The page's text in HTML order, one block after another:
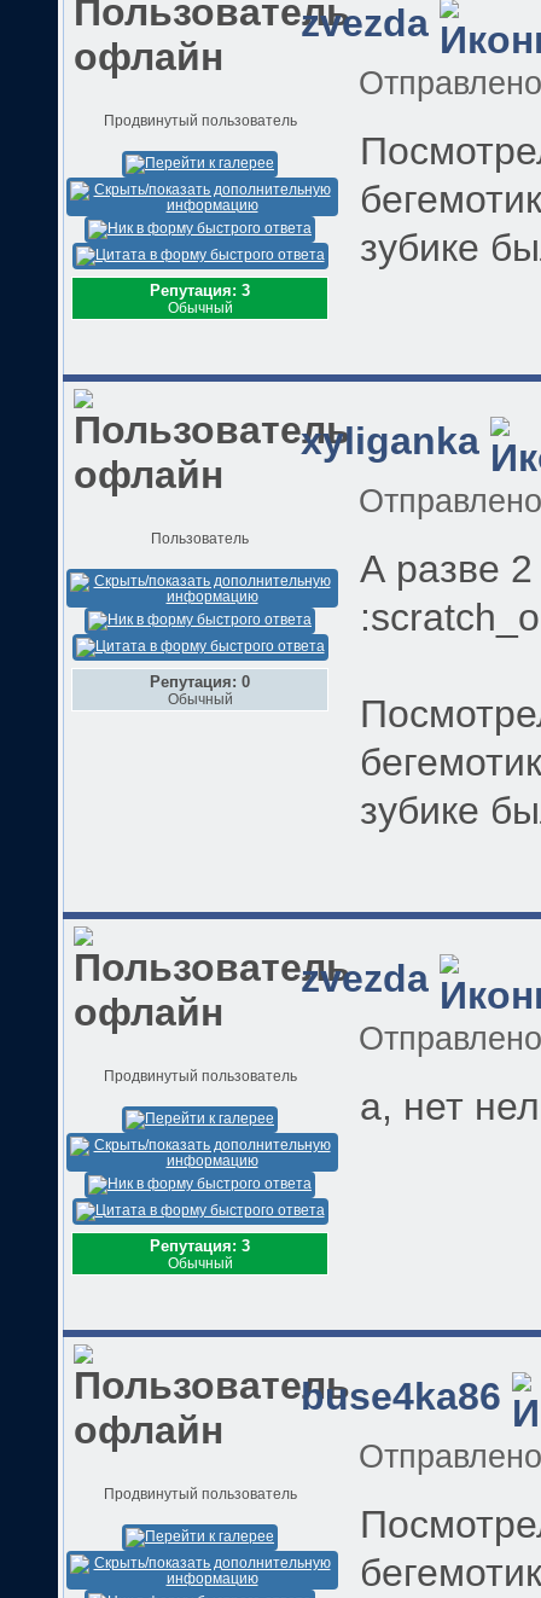
zvezda
Продвинутый пользователь
Репутация: 3
Обычный
зубике
xyliganka
Пользователь
Репутация: 0
Обычный
А разве
зубике
zvezda
Продвинутый пользователь
Репутация: 3
Обычный
а, нет
buse4ka86
Продвинутый пользователь